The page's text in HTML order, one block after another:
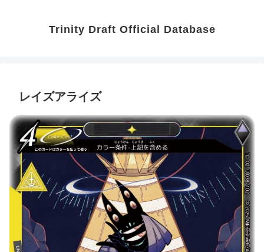
Trinity Draft Official Database
レイズアライズ